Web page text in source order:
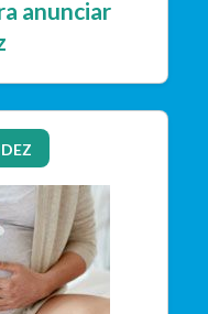
anunciar